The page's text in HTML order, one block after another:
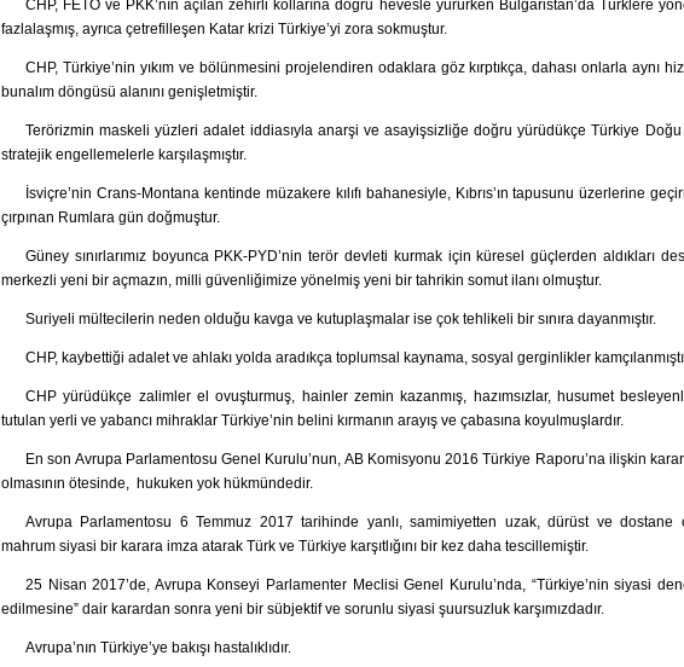
CHP, FETÖ ve PKK’nın açılan zehirli kollarına doğru hevesle yürürken Bulgaristan’da Türklere
fazlalaşmış, ayrıca çetrefilleşen Katar krizi Türkiye’yi zora sokmuştur.
CHP, Türkiye’nin yıkım ve bölünmesini projelendiren odaklara göz kırptıkça, dahası onlarla aynı
bunalım döngüsü alanını genişletmiştir.
Terörizmin maskeli yüzleri adalet iddiasıyla anarşi ve asayişsizliğe doğru yürüdükçe Türkiye Doğu
stratejik engellemelerle karşılaşmıştır.
İsviçre’nin Crans-Montana kentinde müzakere kılıfı bahanesiyle, Kıbrıs’ın tapusunu üzerlerine
çırpınan Rumlara gün doğmuştur.
Güney sınırlarımız boyunca PKK-PYD’nin terör devleti kurmak için küresel güçlerden aldıkları
merkezli yeni bir açmazın, milli güvenliğimize yönelmiş yeni bir tahrikin somut ilanı olmuştur.
Suriyeli mültecilerin neden olduğu kavga ve kutuplaşmalar ise çok tehlikeli bir sınıra dayanmıştır.
CHP, kaybettiği adalet ve ahlakı yolda aradıkça toplumsal kaynama, sosyal gerginlikler
CHP yürüdükçe zalimler el ovuşturmuş, hainler zemin kazanmış, hazımsızlar, husumet
tutulan yerli ve yabancı mihraklar Türkiye’nin belini kırmanın arayış ve çabasına koyulmuşlardır.
En son Avrupa Parlamentosu Genel Kurulu’nun, AB Komisyonu 2016 Türkiye Raporu’na ilişkin
olmasının ötesinde, hukuken yok hükmündedir.
Avrupa Parlamentosu 6 Temmuz 2017 tarihinde yanlı, samimiyetten uzak, dürüst ve dostane
mahrum siyasi bir karara imza atarak Türk ve Türkiye karşıtlığını bir kez daha tescillemiştir.
25 Nisan 2017’de, Avrupa Konseyi Parlamenter Meclisi Genel Kurulu’nda, “Türkiye’nin siyasi
edilmesine” dair karardan sonra yeni bir sübjektif ve sorunlu siyasi şuursuzluk karşımızdadır.
Avrupa’nın Türkiye’ye bakışı hastalıklıdır.